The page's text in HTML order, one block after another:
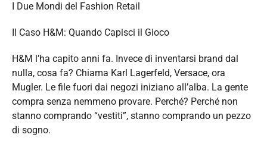
I Due Mondi del Fashion Retail
Il Caso H&M: Quando Capisci il Gioco
H&M l’ha capito anni fa. Invece di inventarsi brand dal
nulla, cosa fa? Chiama Karl Lagerfeld, Versace, ora
Mugler. Le file fuori dai negozi iniziano all’alba. La gente
compra senza nemmeno provare. Perché? Perché non
stanno comprando “vestiti”, stanno comprando un pezzo
di sogno.